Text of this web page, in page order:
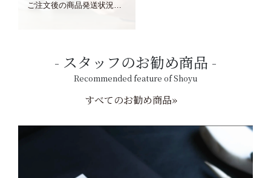
ご注文後の商品発送状況については、こちらからご確認くださいませ。
スタッフのお勧め商品
Recommended feature of Shoyu
すべてのお勧め商品»